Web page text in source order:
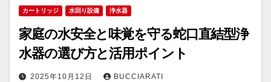
カートリッジ 水回り設備 浄水器
家庭の水安全と味覚を守る蛇口直結型浄
水器の選び方と活用ポイント
2025年10月12日 BUCCIARATI